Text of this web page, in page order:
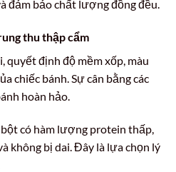
đảm bảo chất lượng đồng đều.
thu thập cẩm
quyết định độ mềm xốp, màu
chiếc bánh. Sự cân bằng các
hoàn hảo.
có hàm lượng protein thấp,
không bị dai. Đây là lựa chọn lý